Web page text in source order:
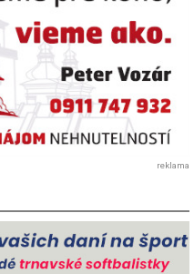
reklama